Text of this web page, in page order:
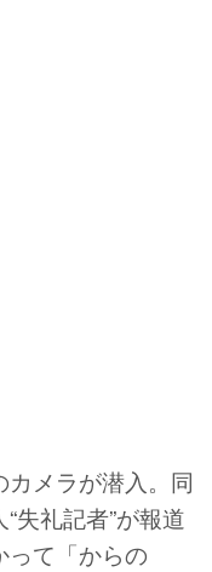
メラが潜入。同
失礼記者”が報道
って「からの